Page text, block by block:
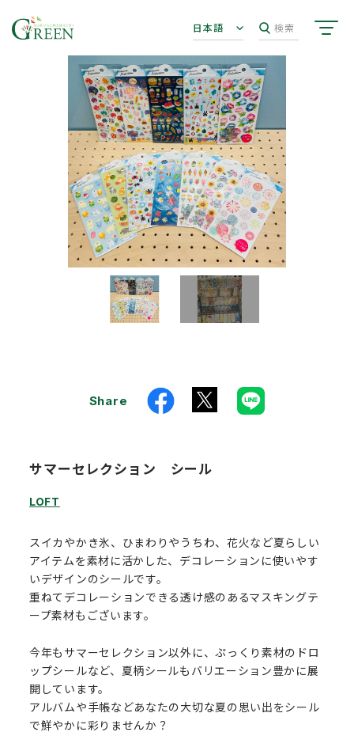
日本語 検索
Share
サマーセレクション シール
LOFT
スイカやかき氷、ひまわりやうちわ、花火など夏らしい
アイテムを素材に活かした、デコレーションに使いやす
いデザインのシールです。
重ねてデコレーションできる透け感のあるマスキングテ
ープ素材もございます。
今年もサマーセレクション以外に、ぷっくり素材のドロ
ップシールなど、夏柄シールもバリエーション豊かに展
開しています。
アルバムや手帳などあなたの大切な夏の思い出をシール
で鮮やかに彩りませんか？